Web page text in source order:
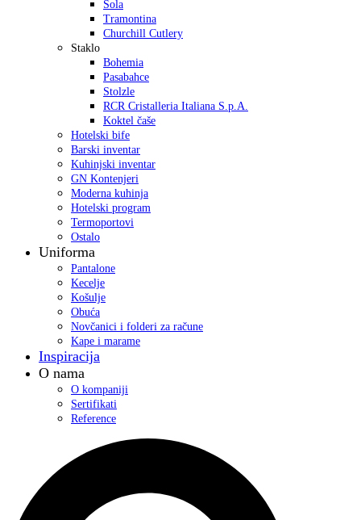
Sola
Tramontina
Churchill Cutlery
Staklo
Bohemia
Pasabahce
Stolzle
RCR Cristalleria Italiana S.p.A.
Koktel čaše
Hotelski bife
Barski inventar
Kuhinjski inventar
GN Kontenjeri
Moderna kuhinja
Hotelski program
Termoportovi
Ostalo
Uniforma
Pantalone
Kecelje
Košulje
Obuća
Novčanici i folderi za račune
Kape i marame
Inspiracija
O nama
O kompaniji
Sertifikati
Reference